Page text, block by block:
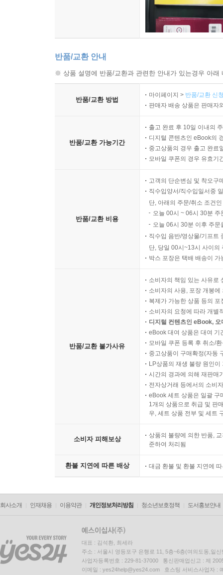
반품/교환 안내
※ 상품 설명에 반품/교환과 관련한 안내가 있는경우 아
반품/교환 방법
마이페이지 > 반품/교환 신
판매자 배송 상품은 판매자
반품/교환 가능기간
출고 완료 후 10일 이내의
디지털 콘텐츠인 eBook의
중고상품의 경우 출고 완료
모바일 쿠폰의 경우 유효기
반품/교환 비용
고객의 단순변심 및 착오구
직수입양서/직수입일서중
단, 아래의 주문/취소 조건
오늘 00시 ~ 06시 30분
오늘 06시 30분 이후 주
직수입 음반/영상물/기프트
단, 당일 00시~13시 사이의
박스 포장은 택배 배송이
반품/교환 불가사유
소비자의 책임 있는 사유로
소비자의 사용, 포장 개봉
복제가 가능한 상품 등의
소비자의 요청에 따라 개별
디지털 컨텐츠인 eBook,
eBook 대여 상품은 대여 기
모바일 쿠폰 등록 후 취소/
중고상품이 구매확정(자동
LP상품의 재생 불량 원인
시간의 경과에 의해 재판매
전자상거래 등에서의 소비
eBook 세트 상품은 일괄 구
1개의 상품으로 취급 및 판
우, 세트 상품 전부 및 세트
소비자 피해보상
상품의 불량에 의한 반품,
준하여 처리됨
환불 지연에 따른 배상 대금 환불 및 환불 지연에
회사소개 인재채용 이용약관 개인정보처리방침 청소년보호정책 도서홍보안내
대표 : 김석환, 최세라
주소 : 서울시 영등포구 은행로 11, 5층~6층(여의도동,일신
사업자등록번호 : 229-81-37000 통신판매업신고 : 제
이메일 : yes24help@yes24.com 호스팅 서비스사업자 :